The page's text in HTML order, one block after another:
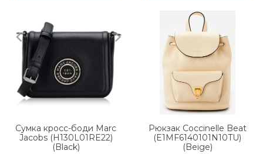
Сумка кросс-боди Marc
Jacobs (H130L01RE22)
(Black)
Рюкзак Coccinelle Beat
(E1MF6140101N10TU)
(Beige)